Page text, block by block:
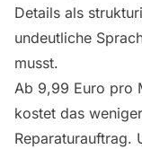
Details als
undeutliche
musst.
Ab 9,99 Euro pro
kostet das
Reparaturauftrag.